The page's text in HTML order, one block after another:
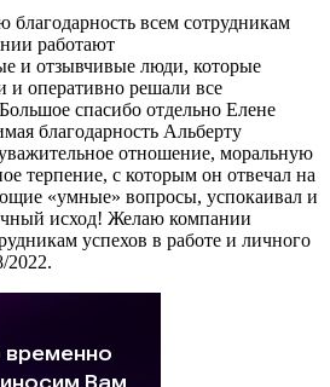
благодарность всем сотрудникам
работают
и отзывчивые люди, которые
и оперативно решали все
спасибо отдельно Елене
благодарность Альберту
отношение, моральную
терпение, с которым он отвечал на
«умные» вопросы, успокаивал и
исход! Желаю компании
успехов в работе и личного
2022.